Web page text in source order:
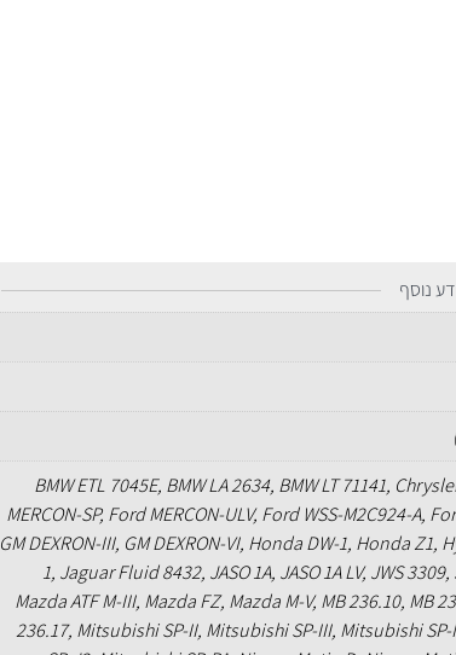
נוסף
BMW ETL 7045E, BMW LA 2634, BMW LT 71141,
MERCON-SP, Ford MERCON-ULV, Ford WSS-M2C924-A,
GM DEXRON-III, GM DEXRON-VI, Honda DW-1, Honda Z1,
1, Jaguar Fluid 8432, JASO 1A, JASO 1A LV, JWS
Mazda ATF M-III, Mazda FZ, Mazda M-V, MB 236.10, MB
236.17, Mitsubishi SP-II, Mitsubishi SP-III, Mitsubishi